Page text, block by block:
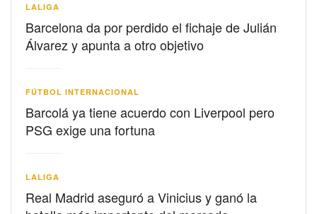
LALIGA
Barcelona da por perdido el fichaje de Julián
Álvarez y apunta a otro objetivo
FÚTBOL INTERNACIONAL
Barcolá ya tiene acuerdo con Liverpool pero
PSG exige una fortuna
LALIGA
Real Madrid aseguró a Vinicius y ganó la